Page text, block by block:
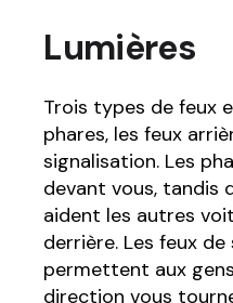
Lumières
Trois types de feux
phares, les feux
signalisation. Les
devant vous, tandis
aident les autres
derrière. Les feux
permettent aux
direction vous